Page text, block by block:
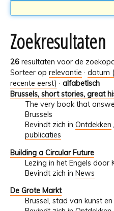
Zoekresultaten
26 resultaten voor de
Sorteer op relevantie · datum
recente eerst) · alfabetisch
Brussels, short stories, great
The very book that
Brussels
Bevindt zich in Ontdekken
publicaties
Building a Circular Future
Lezing in het Engels door
Bevindt zich in News
De Grote Markt
Brussel, stad van kunst